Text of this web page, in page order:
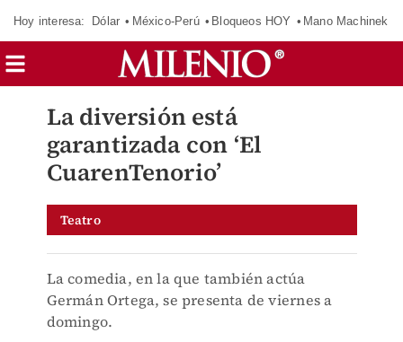
Hoy interesa: Dólar México-Perú Bloqueos HOY Mano Machinek
La diversión está
garantizada con ‘El
CuarenTenorio’
Teatro
La comedia, en la que también actúa
Germán Ortega, se presenta de viernes a
domingo.